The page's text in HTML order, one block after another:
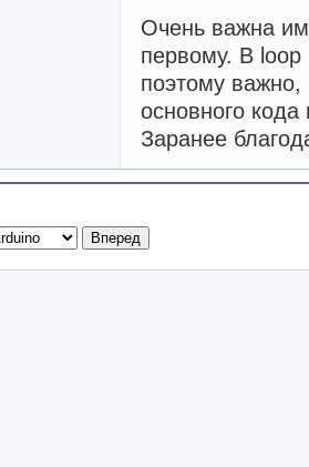
Очень важна
первому. В loop
поэтому
основного
Заранее